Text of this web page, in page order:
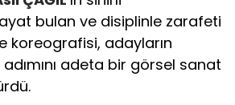
bulan ve disiplinle zarafeti
koreografisi, adayların
adeta bir görsel sanat